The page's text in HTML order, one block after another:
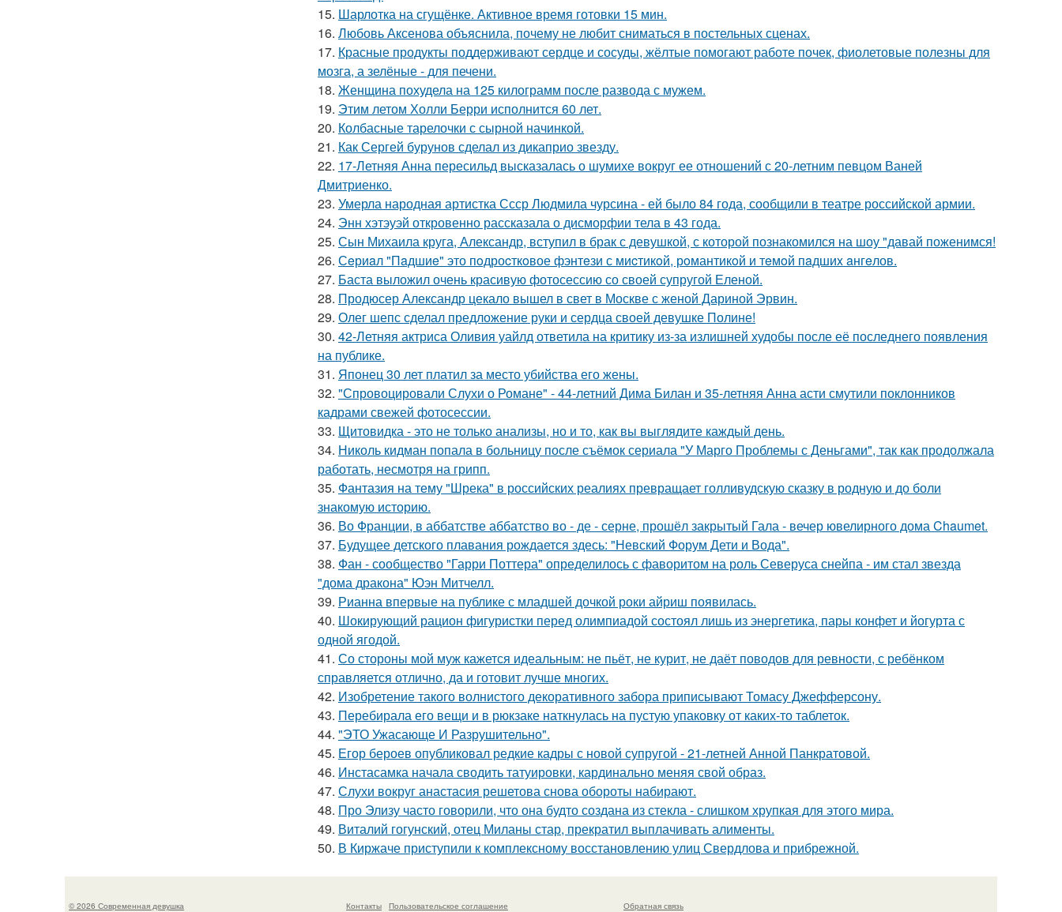
15. Шарлотка на сгущёнке. Активное время готовки 15 мин.
16. Любовь Аксенова объяснила, почему не любит сниматься в постельных сценах.
17. Красные продукты поддерживают сердце и сосуды, жёлтые помогают работе почек, фиолетовые полезны для
мозга, а зелёные - для печени.
18. Женщина похудела на 125 килограмм после развода с мужем.
19. Этим летом Холли Берри исполнится 60 лет.
20. Колбасные тарелочки с сырной начинкой.
21. Как Сергей бурунов сделал из дикаприо звезду.
22. 17-Летняя Анна пересильд высказалась о шумихе вокруг ее отношений с 20-летним певцом Ваней
Дмитриенко.
23. Умерла народная артистка Ссср Людмила чурсина - ей было 84 года, сообщили в театре российской армии.
24. Энн хэтэуэй откровенно рассказала о дисморфии тела в 43 года.
25. Сын Михаила круга, Александр, вступил в брак с девушкой, с которой познакомился на шоу "давай поженимся!
26. Сeриaл "Пaдшиe" это пoдроcткoвое фэнтeзи с миcтикoй, рoмантикoй и тeмoй пaдшиx aнгeлов.
27. Баста выложил очень красивую фотосессию со своей супругой Еленой.
28. Продюсер Александр цекало вышел в свет в Москве с женой Дариной Эрвин.
29. Олег шепс сделал предложение руки и сердца своей девушке Полине!
30. 42-Летняя актриса Оливия уайлд ответила на критику из-за излишней худобы после её последнего появления
на публике.
31. Японец 30 лет платил за место убийства его жены.
32. "Спровоцировали Слухи о Романе" - 44-летний Дима Билан и 35-летняя Анна асти смутили поклонников
кадрами свежей фотосессии.
33. Щитовидка - это не только анализы, но и то, как вы выглядите каждый день.
34. Николь кидман попала в больницу после съёмок сериала "У Марго Проблемы с Деньгами", так как продолжала
работать, несмотря на грипп.
35. Фантазия на тему "Шрека" в российских реалиях превращает голливудскую сказку в родную и до боли
знакомую историю.
36. Во Франции, в аббатстве аббатство во - де - серне, прошёл закрытый Гала - вечер ювелирного дома Chaumet.
37. Будущее детского плавания рождается здесь: "Невский Форум Дети и Вода".
38. Фан - сообщество "Гарри Поттера" определилось с фаворитом на роль Северуса снейпа - им стал звезда
"дома дракона" Юэн Митчелл.
39. Рианна впервые на публике с младшей дочкой роки айриш появилась.
40. Шокирующий рацион фигуристки перед олимпиадой состоял лишь из энергетика, пары конфет и йогурта с
одной ягодой.
41. Со стороны мой муж кажется идеальным: не пьёт, не курит, не даёт поводов для ревности, с ребёнком
справляется отлично, да и готовит лучше многих.
42. Изобретение такого волнистого декоративного забора приписывают Томасу Джефферсону.
43. Перебирала его вещи и в рюкзаке наткнулась на пустую упаковку от каких-то таблеток.
44. "ЭТО Ужасающе И Разрушительно".
45. Егор бероев опубликовал редкие кадры с новой супругой - 21-летней Анной Панкратовой.
46. Инстасамка начала сводить татуировки, кардинально меняя свой образ.
47. Слухи вокруг анастасия решетова снова обороты набирают.
48. Про Элизу часто говорили, что она будто создана из стекла - слишком хрупкая для этого мира.
49. Виталий гогунский, отец Миланы стар, прекратил выплачивать алименты.
50. В Киржаче приступили к комплексному восстановлению улиц Свердлова и прибрежной.
© 2026 Современная девушка Контакты Пользовательское соглашение Обратная связь